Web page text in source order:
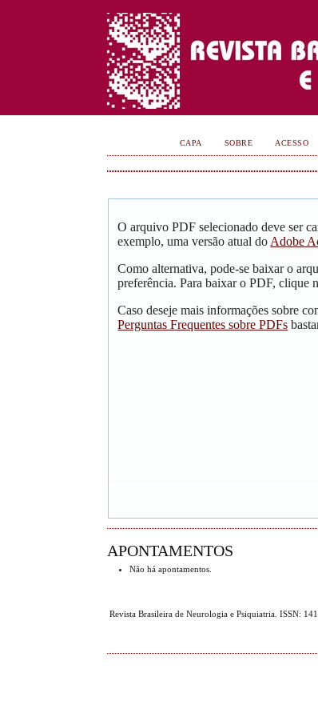
CAPA SOBRE ACESSO
O arquivo PDF selecionado deve ser
exemplo, uma versão atual do Adobe
Como alternativa, pode-se baixar o
preferência. Para baixar o PDF, clique
Caso deseje mais informações sobre
Perguntas Frequentes sobre PDFs
APONTAMENTOS
Não há apontamentos.
Revista Brasileira de Neurologia e Psiquiatria. ISSN: